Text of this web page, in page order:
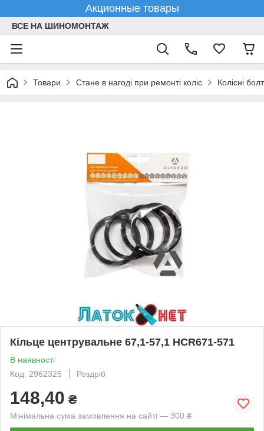
Акционные товары
ВСЕ НА ШИНОМОНТАЖ
Товари Стане в нагоді при ремонті коліс Колісні
Кільце центрувальне 67,1-57,1 HCR671-571
В наявності
Код: 2962325
Роздріб
148,40 ₴
Мінімальна сума замовлення на сайті — 300 ₴